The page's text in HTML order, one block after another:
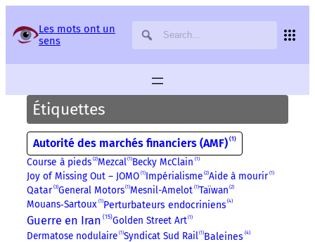
Les mots ont un
sens
Étiquettes
Autorité des marchés financiers (AMF) 1
Course à pieds 2 Mezcal 1 Becky McClain 1
Joy of Missing Out – JOMO 1 Impérialisme 2 Aide à mourir 1
Qatar 3 General Motors 1 Mesnil-Amelot 1 Taïwan 2
Mouans‑Sartoux 1 Perturbateurs endocriniens 4
Guerre en Iran 15 Golden Street Art 1
Dermatose nodulaire 1 Syndicat Sud Rail 1 Baleines 4
Panneau de gestion des services